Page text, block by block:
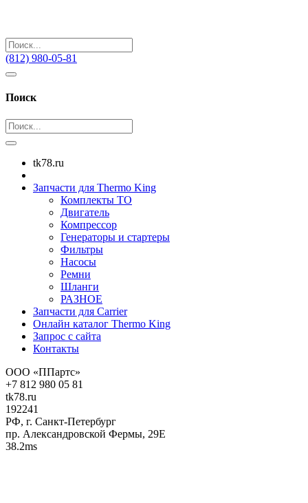
(812) 980-05-81
Поиск
tk78.ru
Запчасти для Thermo King
Комплекты ТО
Двигатель
Компрессор
Генераторы и стартеры
Фильтры
Насосы
Ремни
Шланги
РАЗНОЕ
Запчасти для Carrier
Онлайн каталог Thermo King
Запрос с сайта
Контакты
ООО «ППартс»
+7 812 980 05 81
tk78.ru
192241
РФ, г. Санкт-Петербург
пр. Александровской Фермы, 29Е
38.2ms